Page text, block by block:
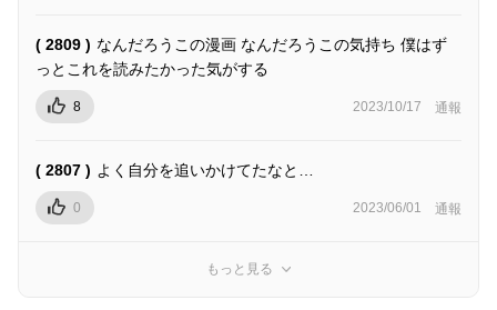
( 2809 ) なんだろうこの漫画 なんだろうこの気持ち 僕はず
っとこれを読みたかった気がする
8 2023/10/17 通報
( 2807 ) よく自分を追いかけてたなと…
0 2023/06/01 通報
もっと見る